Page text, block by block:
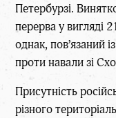
Петербурзі.
перерва у вигляді
однак, пов’язаний
проти навали зі
Присутність
різного